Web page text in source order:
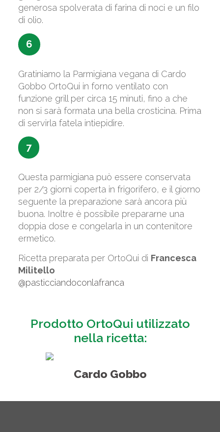
generosa spolverata di farina di noci e un filo
di olio.
6
Gratiniamo la Parmigiana vegana di Cardo
Gobbo OrtoQui in forno ventilato con
funzione grill per circa 15 minuti, fino a che
non si sarà formata una bella crosticina. Prima
di servirla fatela intiepidire.
7
Questa parmigiana può essere conservata
per 2/3 giorni coperta in frigorifero, e il giorno
seguente la preparazione sarà ancora più
buona. Inoltre è possibile prepararne una
doppia dose e congelarla in un contenitore
ermetico.
Ricetta preparata per OrtoQui di Francesca
Militello
@pasticciandoconlafranca
Prodotto OrtoQui utilizzato
nella ricetta:
Cardo Gobbo